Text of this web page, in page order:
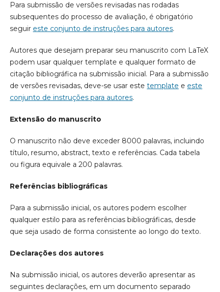
Para submissão de versões revisadas nas rodadas
subsequentes do processo de avaliação, é obrigatório
seguir este conjunto de instruções para autores.
Autores que desejam preparar seu manuscrito com LaTeX
podem usar qualquer template e qualquer formato de
citação bibliográfica na submissão inicial. Para a submissão
de versões revisadas, deve-se usar este template e este
conjunto de instruções para autores.
Extensão do manuscrito
O manuscrito não deve exceder 8000 palavras, incluindo
título, resumo, abstract, texto e referências. Cada tabela
ou figura equivale a 200 palavras.
Referências bibliográficas
Para a submissão inicial, os autores podem escolher
qualquer estilo para as referências bibliográficas, desde
que seja usado de forma consistente ao longo do texto.
Declarações dos autores
Na submissão inicial, os autores deverão apresentar as
seguintes declarações, em um documento separado